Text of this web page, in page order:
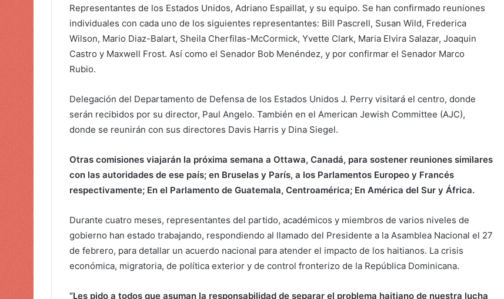
o
Representantes de los Estados Unidos, Adriano Espaillat, y su equipo. Se han confirmado reuniones
individuales con cada uno de los siguientes representantes: Bill Pascrell, Susan Wild, Frederica
Wilson, Mario Diaz-Balart, Sheila Cherfilas-McCormick, Yvette Clark, Maria Elvira Salazar, Joaquin
Castro y Maxwell Frost. Así como el Senador Bob Menéndez, y por confirmar el Senador Marco
Rubio.
Delegación del Departamento de Defensa de los Estados Unidos J. Perry visitará el centro, donde
serán recibidos por su director, Paul Angelo. También en el American Jewish Committee (AJC),
donde se reunirán con sus directores Davis Harris y Dina Siegel.
Otras comisiones viajarán la próxima semana a Ottawa, Canadá, para sostener reuniones similares
con las autoridades de ese país; en Bruselas y París, a los Parlamentos Europeo y Francés
respectivamente; En el Parlamento de Guatemala, Centroamérica; En América del Sur y África.
Durante cuatro meses, representantes del partido, académicos y miembros de varios niveles de
gobierno han estado trabajando, respondiendo al llamado del Presidente a la Asamblea Nacional el 27
de febrero, para detallar un acuerdo nacional para atender el impacto de los haitianos. La crisis
económica, migratoria, de política exterior y de control fronterizo de la República Dominicana.
“Les pido a todos que asuman la responsabilidad de separar el problema haitiano de nuestra lucha